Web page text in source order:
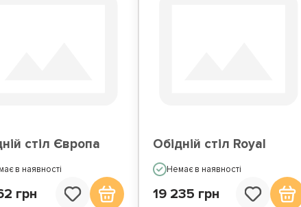
стіл Європа
в наявності
грн
Обідній стіл Royal
Немає в наявності
19 235 грн